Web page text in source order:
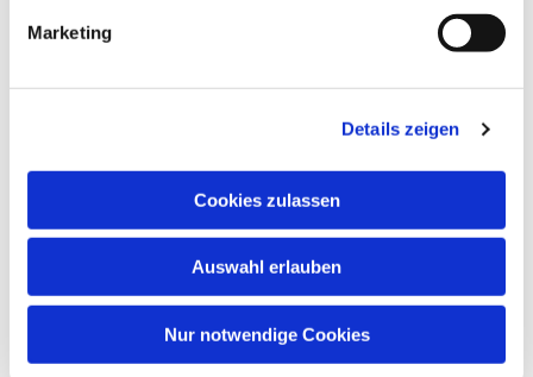
Marketing
Details zeigen
Cookies zulassen
Auswahl erlauben
Nur notwendige Cookies